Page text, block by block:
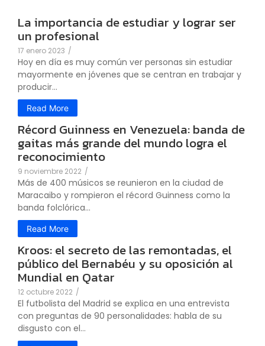
La importancia de estudiar y lograr ser
un profesional
17 enero 2023 /
Hoy en día es muy común ver personas sin estudiar
mayormente en jóvenes que se centran en trabajar y
producir...
Read More
Récord Guinness en Venezuela: banda de
gaitas más grande del mundo logra el
reconocimiento
9 noviembre 2022 /
Más de 400 músicos se reunieron en la ciudad de
Maracaibo y rompieron el récord Guinness como la
banda folclórica...
Read More
Kroos: el secreto de las remontadas, el
público del Bernabéu y su oposición al
Mundial en Qatar
12 octubre 2022 /
El futbolista del Madrid se explica en una entrevista
con preguntas de 90 personalidades: habla de su
disgusto con el...